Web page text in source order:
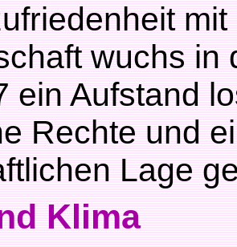
wuchs in
ein Aufstand
Rechte und
Lage
Klima